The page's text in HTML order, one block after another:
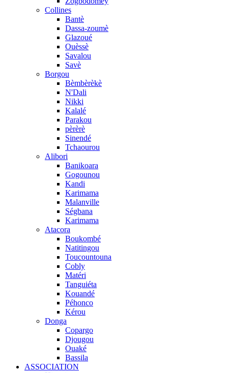
Collines
Bantè
Dassa-zoumè
Glazoué
Ouèssè
Savalou
Savè
Borgou
Bèmbèrèkè
N'Dali
Nikki
Kalalé
Parakou
pèrèrè
Sinendé
Tchaourou
Alibori
Banikoara
Gogounou
Kandi
Karimama
Malanville
Ségbana
Karimama
Atacora
Boukombé
Natitingou
Toucountouna
Cobly
Matéri
Tanguiéta
Kouandé
Péhonco
Kérou
Donga
Copargo
Djougou
Ouaké
Bassila
ASSOCIATION